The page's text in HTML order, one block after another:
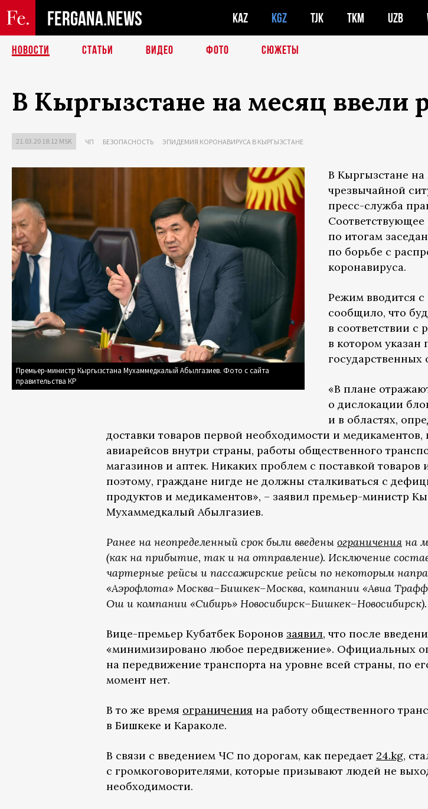
FERGANA.NEWS KAZ KGZ TJK TKM UZB
НОВОСТИ СТАТЬИ ВИДЕО ФОТО СЮЖЕТЫ
В Кыргызстане на месяц ввели
21.03.20 18:12 MSK ЧП БЕЗОПАСНОСТЬ ЭПИДЕМИЯ КОРОНАВИРУСА В КЫРГЫЗСТАНЕ
Премьер-министр Кыргызстана Мухаммедкалый Абылгазиев. Фото с сайта
правительства КР
В Кыргызстане
чрезвычайной
пресс-служба
по итогам
по борьбе с
коронавируса.
Режим вводится с
сообщило, что
в соответствии с
в котором указан
государственных
«В плане
о дислокации
и в областях,
доставки товаров первой необходимости и
авиарейсов внутри страны, работы общественного
магазинов и аптек. Никаких проблем с поставкой товаров
поэтому, граждане нигде не должны сталкиваться с
продуктов и медикаментов», – заявил премьер-министр
Мухаммедкалый Абылгазиев.
Ранее на неопределенный срок были введены ограничения на
(как на прибытие, так и на отправление). Исключение
чартерные рейсы и пассажирские рейсы по некоторым
«Аэрофлота» Москва–Бишкек–Москва, компании «Авиа
Ош и компании «Сибирь» Новосибирск–Бишкек–Новосибирск).
Вице-премьер Кубатбек Боронов заявил, что после
«минимизировано любое передвижение». Официальных
на передвижение транспорта на уровне всей страны, по
момент нет.
В то же время ограничения на работу общественного
в Бишкеке и Караколе.
В связи с введением ЧС по дорогам, как передает 24.kg,
с громкоговорителями, которые призывают людей не
необходимости.